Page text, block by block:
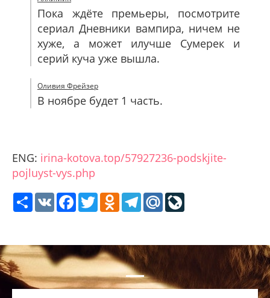
Пока ждёте премьеры, посмотрите
сериал Дневники вампира, ничем не
хуже, а может илучше Сумерек и
серий куча уже вышла.
Оливия Фрейзер
В ноябре будет 1 часть.
ENG: irina-kotova.top/57927236-podskjite-
pojluyst-vys.php
ShareVK Facebook
TwitterOdnoklassniki
Telegram
Mail.Ru